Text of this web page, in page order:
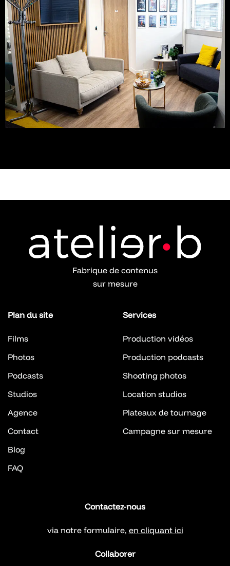
Fabrique de contenus
sur mesure
Plan du site
Films
Photos
Podcasts
Studios
Agence
Contact
Blog
FAQ
Services
Production vidéos
Production podcasts
Shooting photos
Location studios
Plateaux de tournage
Campagne sur mesure
Contactez-nous
via notre formulaire, en cliquant ici
Collaborer